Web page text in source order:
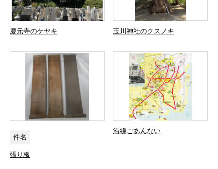
慶元寺のケヤキ 玉川神社のクスノキ
件名
張り板
沿線ごあんない